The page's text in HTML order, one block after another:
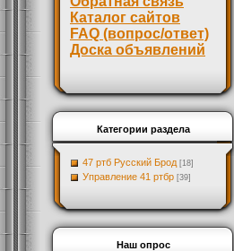
Каталог сайтов
FAQ (вопрос/ответ)
Доска объявлений
Категории раздела
47 ртб Русский Брод [18]
Управление 41 ртбр [39]
Наш опрос